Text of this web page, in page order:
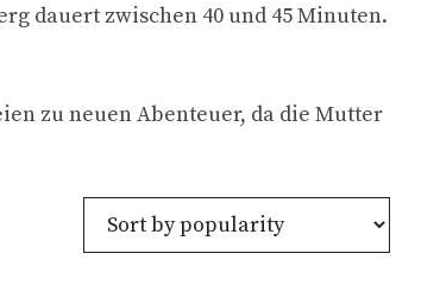
dauert zwischen 40 und 45 Minuten.
zu neuen Abenteuer, da die Mutter